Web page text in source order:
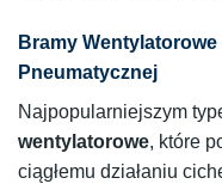
Bramy
Pneumatycznej
Najpopularniejszym
wentylatorowe, które
ciągłemu działaniu